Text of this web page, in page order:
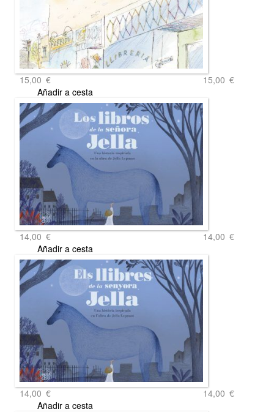
15,00 € 15,00 €
Añadir a cesta
14,00 € 14,00 €
Añadir a cesta
14,00 € 14,00 €
Añadir a cesta